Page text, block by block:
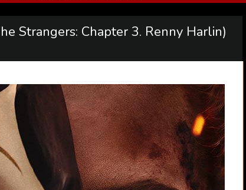
Strangers: Chapter 3. Renny Harlin)